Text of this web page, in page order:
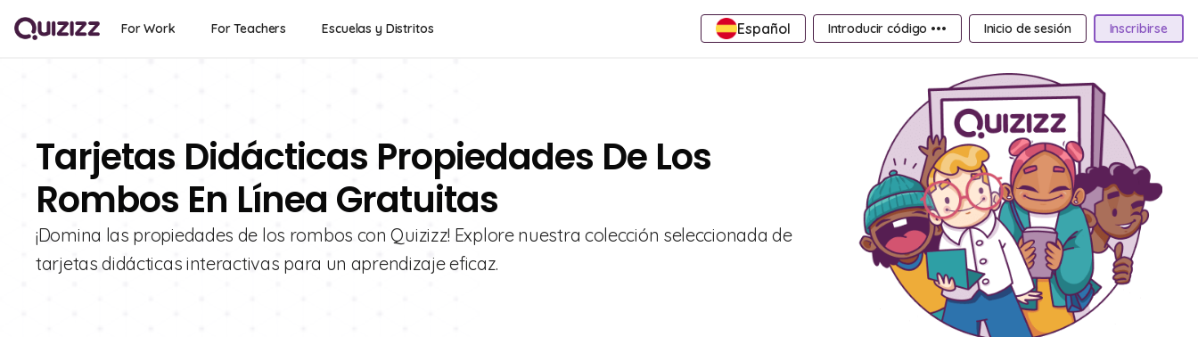
For Work For Teachers Escuelas y Distritos Español Introducir código ••• Inicio de sesión Inscribirse
Tarjetas Didácticas Propiedades De Los
Rombos En Línea Gratuitas
¡Domina las propiedades de los rombos con Quizizz! Explore nuestra colección seleccionada de
tarjetas didácticas interactivas para un aprendizaje eficaz.